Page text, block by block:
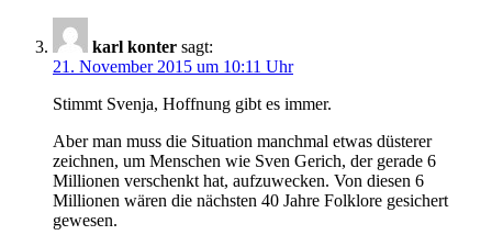
karl konter sagt:
21. November 2015 um 10:11 Uhr
Stimmt Svenja, Hoffnung gibt es immer.
Aber man muss die Situation manchmal etwas düsterer
zeichnen, um Menschen wie Sven Gerich, der gerade 6
Millionen verschenkt hat, aufzuwecken. Von diesen 6
Millionen wären die nächsten 40 Jahre Folklore gesichert
gewesen.